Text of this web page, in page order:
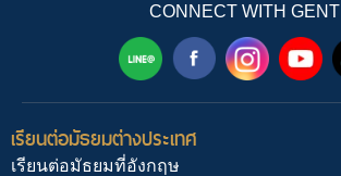
CONNECT WITH GENT
เรียนต่อมัธยมต่างประเทศ
เรียนต่อมัธยมที่อังกฤษ